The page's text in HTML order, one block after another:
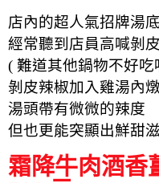
店內的超人氣招牌湯底
經常聽到店員高喊剝
( 難道其他鍋物不好
剝皮辣椒加入雞湯內
湯頭帶有微微的辣度
但也更能突顯出鮮甜
霜降牛肉酒香